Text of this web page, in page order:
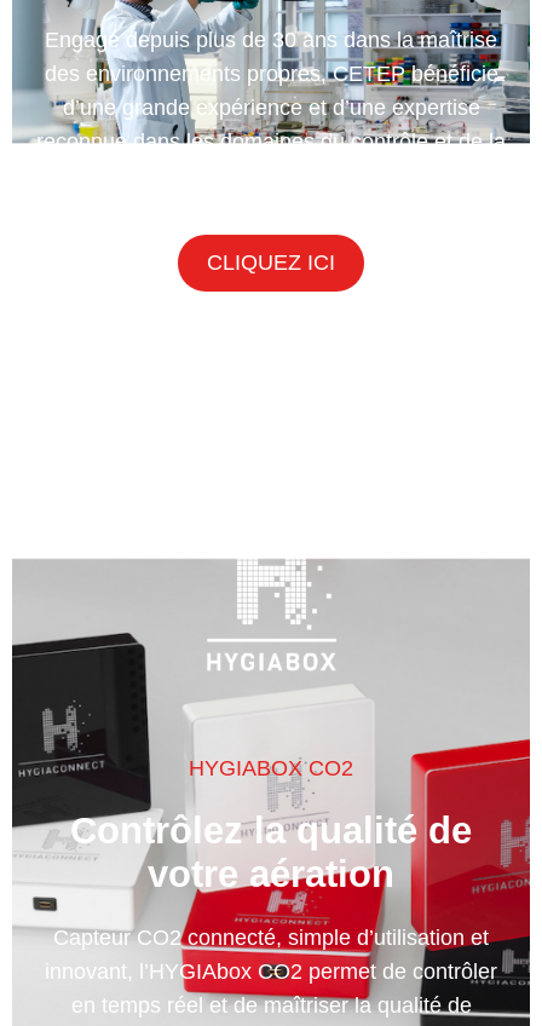
Engagé depuis plus de 30 ans dans la maîtrise
des environnements propres, CETEP bénéficie
d’une grande expérience et d’une expertise
reconnue dans les domaines du contrôle et de la
CLIQUEZ ICI
HYGIABOX CO2
Contrôlez la qualité de
votre aération
Capteur CO2 connecté, simple d’utilisation et
innovant, l’HYGIAbox CO2 permet de contrôler
en temps réel et de maîtriser la qualité de